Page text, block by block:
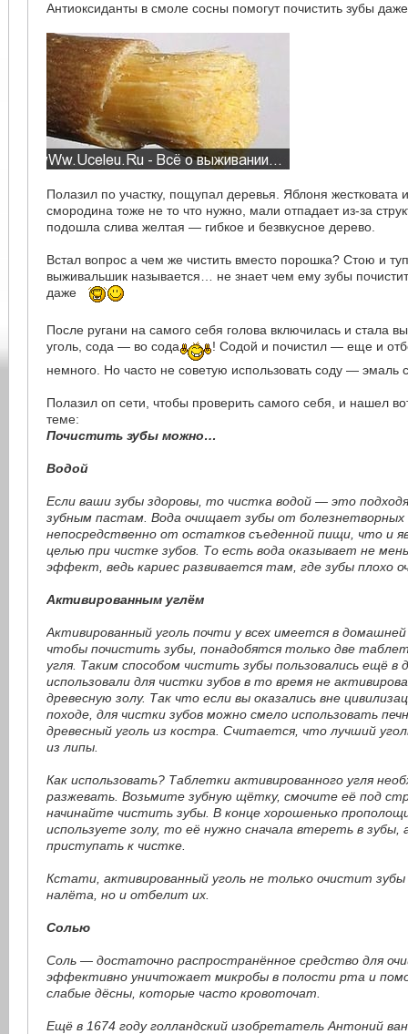
Антиоксиданты в смоле сосны помогут почистить зубы
Полазил по участку, пощупал деревья. Яблоня жестковата
смородина тоже не то что нужно, мали отпадает из-за
подошла слива желтая — гибкое и безвкусное дерево.
Встал вопрос а чем же чистить вместо порошка? Стою и
выживальшик называется… не знает чем ему зубы
даже
После ругани на самого себя голова включилась и стала
уголь, сода — во сода
! Содой и почистил — еще и
немного. Но часто не советую использовать соду — эмаль
Полазил оп сети, чтобы проверить самого себя, и нашел
теме:
Почистить зубы можно…
Водой
Если ваши зубы здоровы, то чистка водой — это
зубным пастам. Вода очищает зубы от болезнетворных
непосредственно от остатков съеденной пищи, что и
целью при чистке зубов. То есть вода оказывает не
эффект, ведь кариес развивается там, где зубы плохо
Активированным углём
Активированный уголь почти у всех имеется в
чтобы почистить зубы, понадобятся только две
угля. Таким способом чистить зубы пользовались ещё в
использовали для чистки зубов в то время не
древесную золу. Так что если вы оказались вне
походе, для чистки зубов можно смело использовать
древесный уголь из костра. Считается, что лучший
из липы.
Как использовать? Таблетки активированного угля
разжевать. Возьмите зубную щётку, смочите её под
начинайте чистить зубы. В конце хорошенько
используете золу, то её нужно сначала втереть в
приступать к чистке.
Кстати, активированный уголь не только очистит
налёта, но и отбелит их.
Солью
Соль — достаточно распространённое средство для
эффективно уничтожает микробы в полости рта и
слабые дёсны, которые часто кровоточат.
Ещё в 1674 году голландский изобретатель Антоний